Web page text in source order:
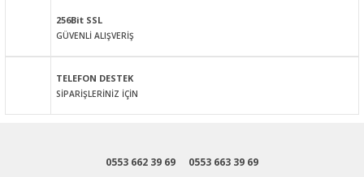
256Bit SSL
GÜVENLİ ALIŞVERİŞ
TELEFON DESTEK
SİPARİŞLERİNİZ İÇİN
0553 662 39 69 0553 663 39 69